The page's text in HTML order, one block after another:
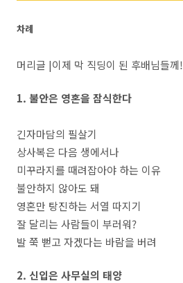
차례
머리글 |이제 막 직딩이 된 후배님들께!
1. 불안은 영혼을 잠식한다
긴자마담의 필살기
상사복은 다음 생에서나
미꾸라지를 때려잡아야 하는 이유
불안하지 않아도 돼
영혼만 탕진하는 서열 따지기
잘 달리는 사람들이 부러워?
발 쭉 뻗고 자겠다는 바람을 버려
2. 신입은 사무실의 태양